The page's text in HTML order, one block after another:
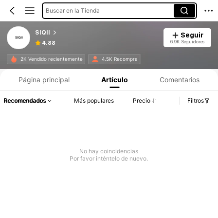
Buscar en la Tienda
SIQII
4.88
Seguir
6.9K Seguidores
2K Vendido recientemente 4.5K Recompra
Página principal Artículo Comentarios
Recomendados Más populares Precio Filtros
No hay coincidencias
Por favor inténtelo de nuevo.